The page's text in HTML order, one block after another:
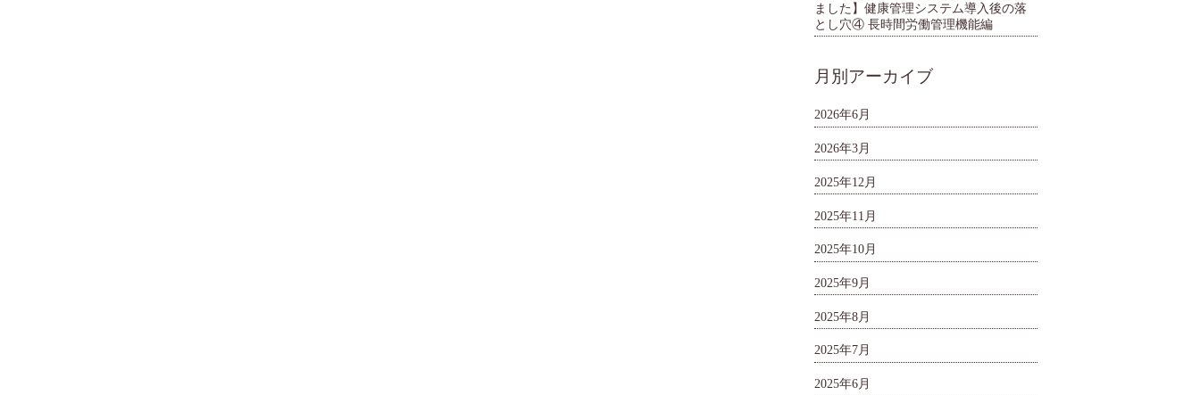
ました】健康管理システム導入後の落
とし穴④ 長時間労働管理機能編
月別アーカイブ
2026年6月
2026年3月
2025年12月
2025年11月
2025年10月
2025年9月
2025年8月
2025年7月
2025年6月